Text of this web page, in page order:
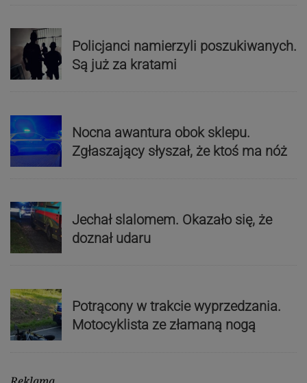
Policjanci namierzyli poszukiwanych.
Są już za kratami
Nocna awantura obok sklepu.
Zgłaszający słyszał, że ktoś ma nóż
Jechał slalomem. Okazało się, że
doznał udaru
Potrącony w trakcie wyprzedzania.
Motocyklista ze złamaną nogą